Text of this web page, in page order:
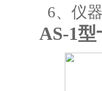
6、仪
AS-1